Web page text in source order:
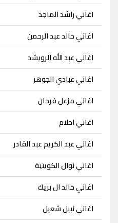
اغاني راشد الماجد
اغاني خالد عبد الرحمن
اغاني عبد الله الرويشد
اغاني عبادي الجوهر
اغاني مزعل فرحان
اغاني احلام
اغاني عبد الكريم عبد القادر
اغاني نوال الكويتية
اغاني خالد ال بريك
اغاني نبيل شعيل